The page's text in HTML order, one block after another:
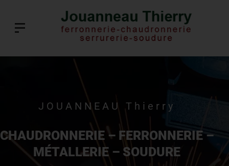
JOUANNEAU Thierry
CHAUDRONNERIE – FERRONNERIE –
MÉTALLERIE – SOUDURE